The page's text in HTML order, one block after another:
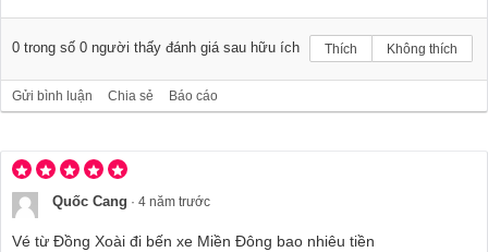
0 trong số 0 người thấy đánh giá sau hữu ích Thích Không thích
Gửi bình luận Chia sẻ Báo cáo
Quốc Cang · 4 năm trước
Vé từ Đồng Xoài đi bến xe Miền Đông bao nhiêu tiền